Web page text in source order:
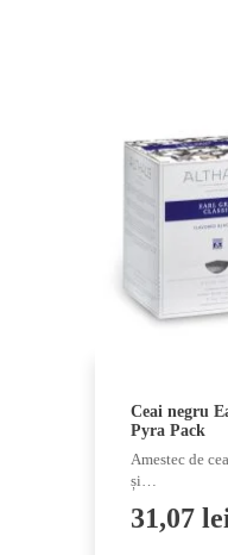
Ceai negru
Pyra Pack
Amestec de
și…
31,07